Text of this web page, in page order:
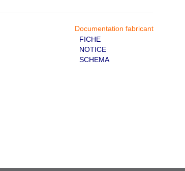
Documentation fabricant
FICHE
NOTICE
SCHEMA